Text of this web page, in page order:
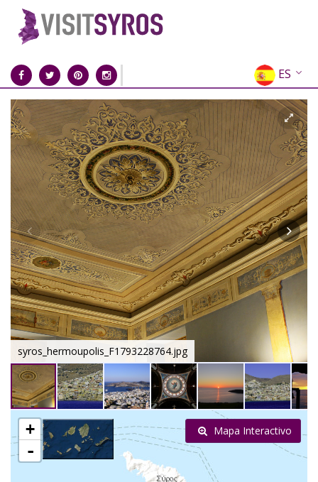
ES
EN
EL
FR
DE
IT
RU
CN
syros_hermoupolis_F1793228764.jpg
+
-
Mapa Interactivo